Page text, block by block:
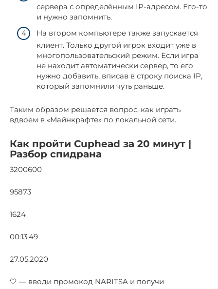
сервера с определённым IP-адресом. Его-то
и нужно запомнить.
На втором компьютере также запускается
клиент. Только другой игрок входит уже в
многопользовательский режим. Если игра
не находит автоматически сервер, то его
нужно добавить, вписав в строку поиска IP,
который запомнили чуть раньше.
Таким образом решается вопрос, как играть
вдвоем в «Майнкрафте» по локальной сети.
Как пройти Cuphead за 20 минут |
Разбор спидрана
3200600
95873
1624
00:13:49
27.05.2020
🤍 — вводи промокод NARITSA и получи